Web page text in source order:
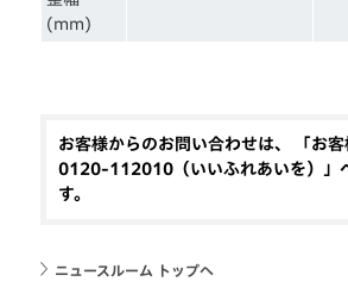
(mm)
お客様からのお問い合わせは、 「お
0120-112010（いいふれあいを）」
す。
ニュースルーム トップへ